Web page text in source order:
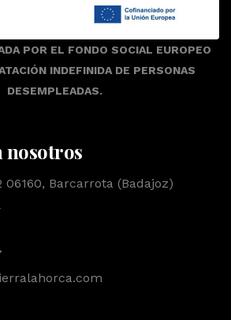
POR EL FONDO SOCIAL EUROPEO
INDEFINIDA DE PERSONAS
DESEMPLEADAS.
nosotros
Barcarrota (Badajoz)